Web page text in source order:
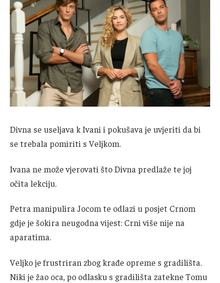
Divna se useljava k Ivani i pokušava je uvjeriti da bi
se trebala pomiriti s Veljkom.
Ivana ne može vjerovati što Divna predlaže te joj
očita lekciju.
Petra manipulira Jocom te odlazi u posjet Crnom
gdje je šokira neugodna vijest: Crni više nije na
aparatima.
Veljko je frustriran zbog krađe opreme s gradilišta.
Niki je žao oca, po odlasku s gradilišta zatekne Tomu